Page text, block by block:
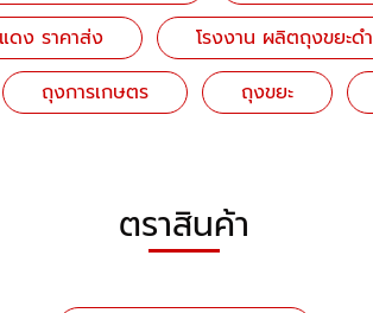
ดง ราคาส่ง โรงงาน ผลิตถุงขยะดำ
ถุงการเกษตร ถุงขยะ
ตราสินค้า